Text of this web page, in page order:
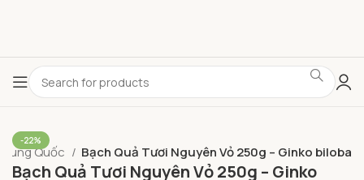
-22%
Quốc Bạch Quả Tươi Nguyên Vỏ 250g – Ginko biloba
Bạch Quả Tươi Nguyên Vỏ 250g – Ginko